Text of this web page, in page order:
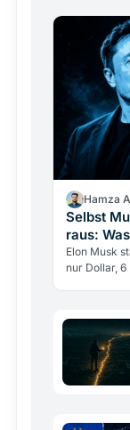
Hamza
Selbst
raus:
Elon Musk
nur Dollar,